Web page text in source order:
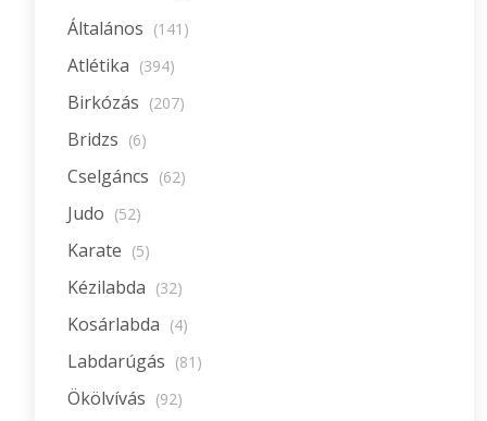
Általános (141)
Atlétika (394)
Birkózás (207)
Bridzs (6)
Cselgáncs (62)
Judo (52)
Karate (5)
Kézilabda (32)
Kosárlabda (4)
Labdarúgás (81)
Ökölvívás (92)